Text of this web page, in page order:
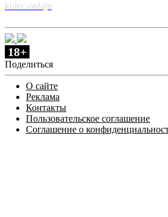
kolec-onlajn
18+
Поделиться
О сайте
Реклама
Контакты
Пользовательское соглашение
Соглашение о